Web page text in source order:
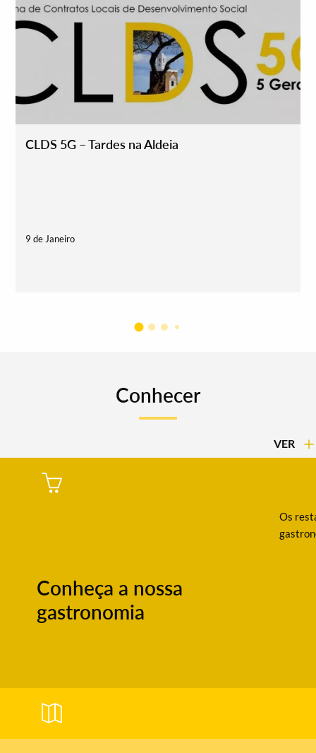
CLDS 5G – Tardes na Aldeia
9 de Janeiro
Conhecer
VER
Conheça a nossa
gastronomia
Os